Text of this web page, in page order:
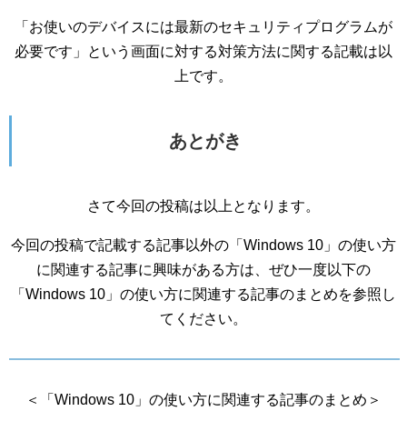
「お使いのデバイスには最新のセキュリティプログラムが
必要です」という画面に対する対策方法に関する記載は以
上です。
あとがき
さて今回の投稿は以上となります。
今回の投稿で記載する記事以外の「Windows 10」の使い方
に関連する記事に興味がある方は、ぜひ一度以下の
「Windows 10」の使い方に関連する記事のまとめを参照し
てください。
＜「Windows 10」の使い方に関連する記事のまとめ＞